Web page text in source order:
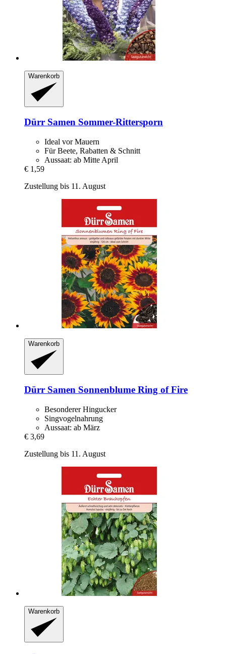
Warenkorb
Dürr Samen Sommer-​Rittersporn
Ideal vor Mauern
Für Beete, Rabatten & Schnitt
Aussaat: ab Mitte April
€ 1,59
Zustellung bis 11. August
Warenkorb
Dürr Samen Sonnenblume Ring of Fire
Besonderer Hingucker
Singvogelnahrung
Aussaat: ab März
€ 3,69
Zustellung bis 11. August
Warenkorb